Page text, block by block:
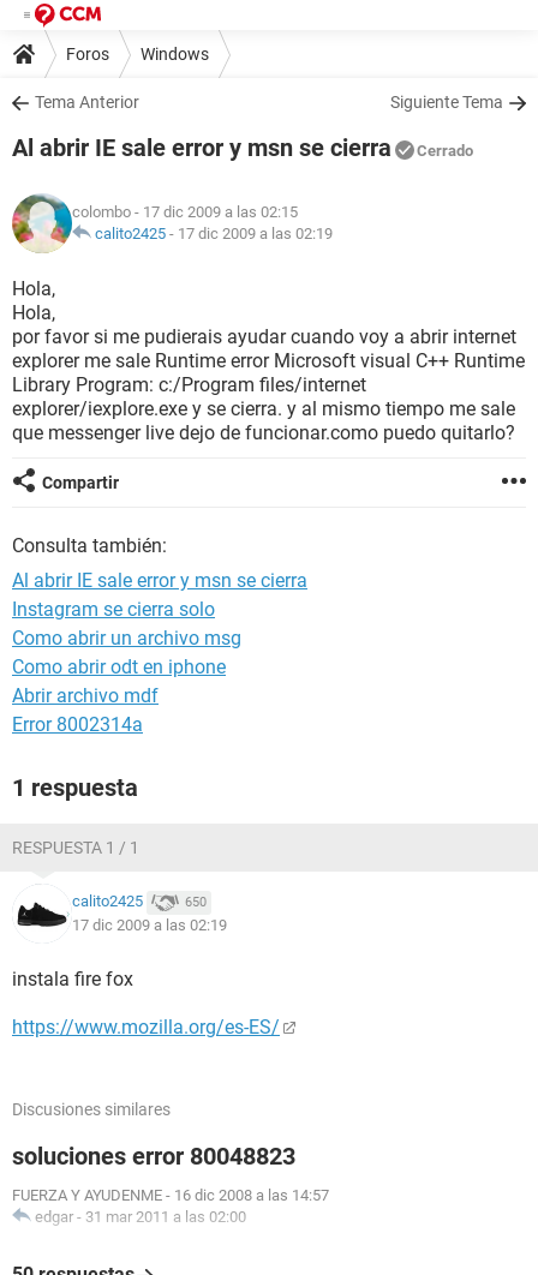
Foros Windows
Tema Anterior Siguiente Tema
Al abrir IE sale error y msn se cierra Cerrado
colombo - 17 dic 2009 a las 02:15
calito2425 - 17 dic 2009 a las 02:19
Hola,
Hola,
por favor si me pudierais ayudar cuando voy a abrir internet
explorer me sale Runtime error Microsoft visual C++ Runtime
Library Program: c:/Program files/internet
explorer/iexplore.exe y se cierra. y al mismo tiempo me sale
que messenger live dejo de funcionar.como puedo quitarlo?
Compartir
Consulta también:
Al abrir IE sale error y msn se cierra
Instagram se cierra solo
Como abrir un archivo msg
Como abrir odt en iphone
Abrir archivo mdf
Error 8002314a
1 respuesta
RESPUESTA 1 / 1
calito2425 650
17 dic 2009 a las 02:19
instala fire fox
https://www.mozilla.org/es-ES/
Discusiones similares
soluciones error 80048823
FUERZA Y AYUDENME - 16 dic 2008 a las 14:57
edgar - 31 mar 2011 a las 02:00